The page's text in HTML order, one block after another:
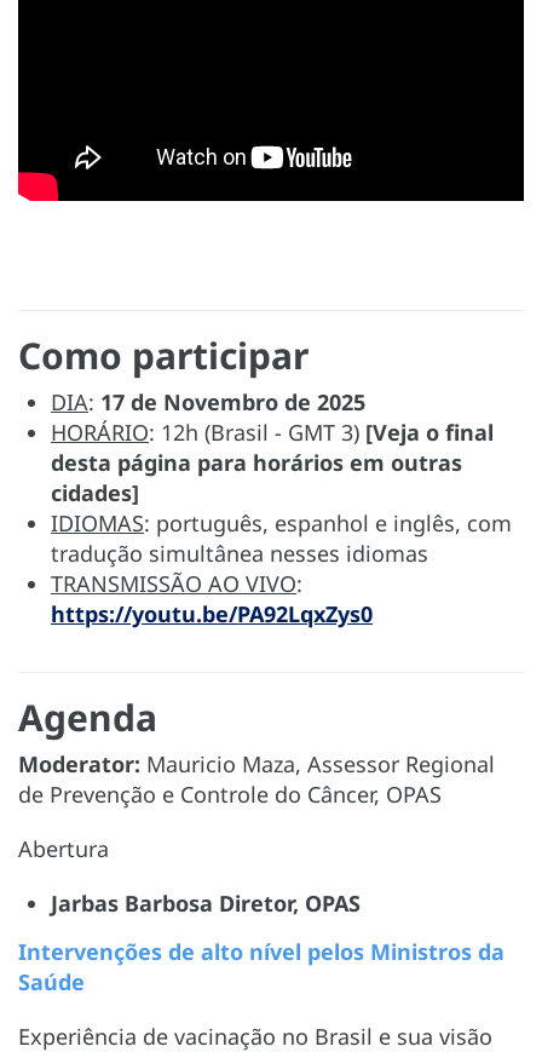
Como participar
DIA: 17 de Novembro de 2025
HORÁRIO: 12h (Brasil - GMT 3) [Veja o final
desta página para horários em outras
cidades]
IDIOMAS: português, espanhol e inglês, com
tradução simultânea nesses idiomas
TRANSMISSÃO AO VIVO:
https://youtu.be/PA92LqxZys0
Agenda
Moderator: Mauricio Maza, Assessor Regional
de Prevenção e Controle do Câncer, OPAS
Abertura
Jarbas Barbosa Diretor, OPAS
Intervenções de alto nível pelos Ministros da
Saúde
Experiência de vacinação no Brasil e sua visão